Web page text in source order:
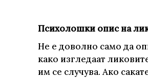
Психолошки опис на
Не е доволно само да
како изгледаат
им се случува. Ако